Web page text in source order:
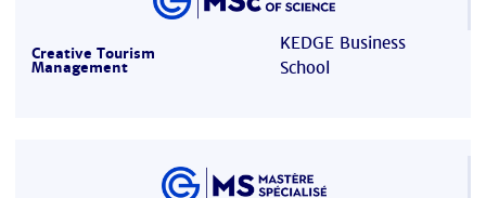
Creative Tourism
Management
KEDGE Business
School